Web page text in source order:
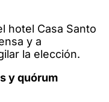
hotel Casa Santo
y a
la elección.
y quórum